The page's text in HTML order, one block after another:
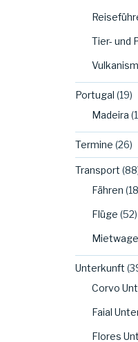
Tier- und
Portugal (19)
Madeira
Termine (26)
Transport
Fähren
Flüge (52)
Unterkunft
Corvo
Faial
Flores